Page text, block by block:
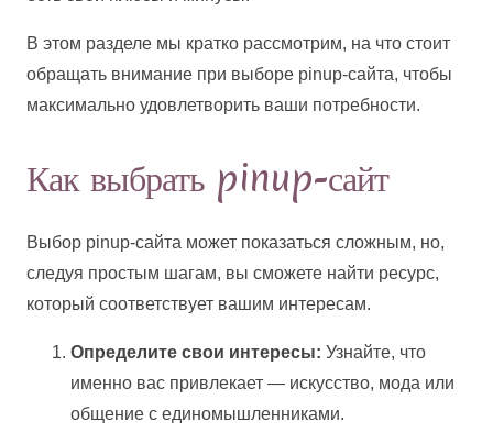
В этом разделе мы кратко рассмотрим, на что стоит
обращать внимание при выборе pinup-сайта, чтобы
максимально удовлетворить ваши потребности.
Как выбрать pinup-сайт
Выбор pinup-сайта может показаться сложным, но,
следуя простым шагам, вы сможете найти ресурс,
который соответствует вашим интересам.
Определите свои интересы: Узнайте, что
именно вас привлекает — искусство, мода или
общение с единомышленниками.